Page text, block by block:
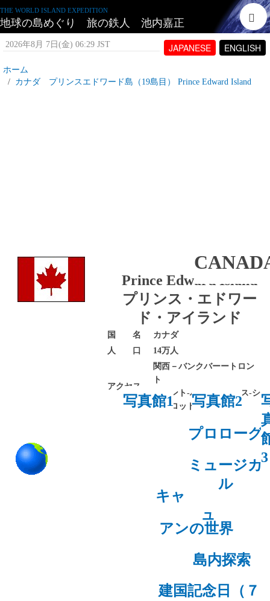
THE WORLD ISLAND EXPEDITION
地球の島めぐり 旅の鉄人 池内嘉正
JAPANESE ENGLISH
2026年8月 7日(金) 06:29 JST
ホーム
カナダ プリンスエドワード島（19島目） Prince Edward Island
3
写真館1 写真館2
建国記念日（７
島内探索
ミュージカ
ル
Prince Edward Island
プリンス・エドワー
ド・アイランド
キャベンディシ
ュ
アンの世界
プロローグ
国 名
カナダ
人 口
14万人
アクセス
関西－バンクバーートロン
ト
トロント-ハリフアックス-シ
ャーロットタウン